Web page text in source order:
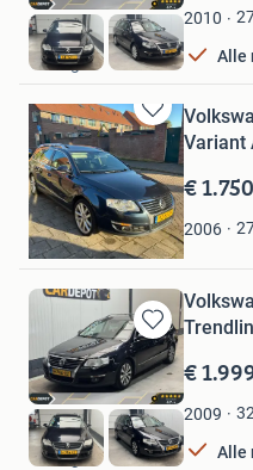
Favorieten
2010
Alle
Cardepot
Tilburg
Bewaren
Mijn
Favorieten
Variant
€
2006
Maatwerk
Deventer
Bewaren
in
Mijn
Favorieten
€
2009
Alle
Cardepot
Tilburg